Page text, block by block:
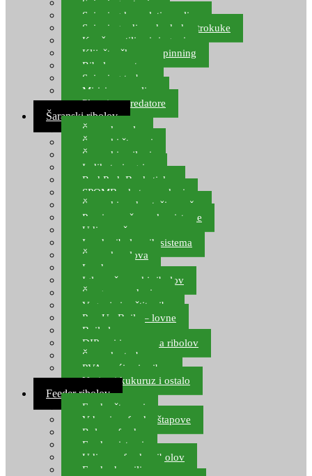
Spinning setovi
Spinning kompleti varalica
Spinning udice, dvokuke, trokuke
Kopče, vrtilice i ringovi
Kliješta, škare za spinning
Ribolov pastrve
Spinning torbe
Mirisi za varalice
Plovci za predatore
Šaranski ribolov
Šaranske role
Šaranski štapovi
Šaranski najloni
Indikatori ugriza
Rod Pod, Banksticks
SPOMB rakete, markeri
Šaranski podmetači, mreže
Pernice za šaranske sisteme
Udice za šarana, amura
Izrada ribolovnih sistema
Šaranska olova
Leadcore
Igle za šaranski ribolov
Špage, upredenice
Vaganje i zaštita ribe
Pop Up Boile – lovne
Boile lovne
DIP-ovi i arome za ribolov
Šaranske torbe
PVA vrećice i pribor
Umjetni kukuruz i ostalo
Feeder ribolov
Feeder štapovi
Vrhovi za feeder štapove
Role za feeder
Feeder sistemi
Udice za feeder ribolov
Feeder hranilice